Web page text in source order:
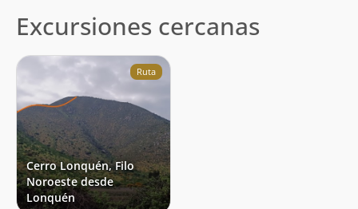
Excursiones cercanas
Ruta
Cerro Lonquén, Filo
Noroeste desde
Lonquén